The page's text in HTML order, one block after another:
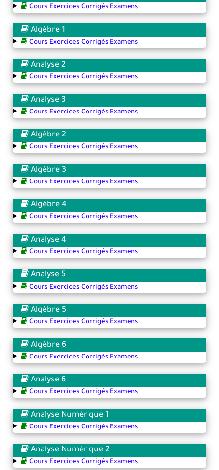
Cours Exercices Corrigés Examens
Algèbre 1
Cours Exercices Corrigés Examens
Analyse 2
Cours Exercices Corrigés Examens
Analyse 3
Cours Exercices Corrigés Examens
Algèbre 2
Cours Exercices Corrigés Examens
Algèbre 3
Cours Exercices Corrigés Examens
Algèbre 4
Cours Exercices Corrigés Examens
Analyse 4
Cours Exercices Corrigés Examens
Analyse 5
Cours Exercices Corrigés Examens
Algèbre 5
Cours Exercices Corrigés Examens
Algèbre 6
Cours Exercices Corrigés Examens
Analyse 6
Cours Exercices Corrigés Examens
Analyse Numérique 1
Cours Exercices Corrigés Examens
Analyse Numérique 2
Cours Exercices Corrigés Examens